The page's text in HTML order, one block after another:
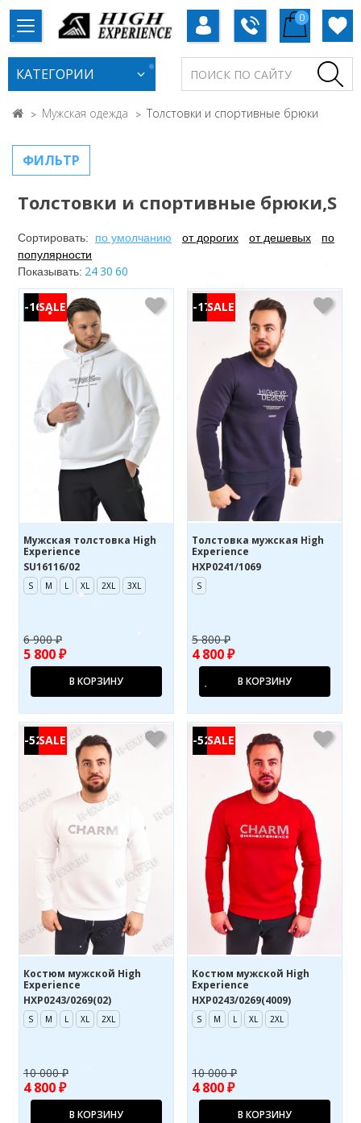
0
КАТЕГОРИИ
Мужская одежда Толстовки и спортивные брюки
ФИЛЬТР
Толстовки и спортивные брюки,S
Сортировать: по умолчанию от дорогих от дешевых
по
популярности
Показывать: 2430 60
-16%
Мужская толстовка High
Experience
SU16116/02
S M L XL 2XL 3XL
6 900 ₽
5 800 ₽
В КОРЗИНУ
-17%
Толстовка мужская High
Experience
HXP0241/1069
S
5 800 ₽
4 800 ₽
В КОРЗИНУ
-52%
Костюм мужской High
Experience
HXP0243/0269(02)
S M L XL 2XL
10 000 ₽
4 800 ₽
В КОРЗИНУ
-52%
Костюм мужской High
Experience
HXP0243/0269(4009)
S M L XL 2XL
10 000 ₽
4 800 ₽
В КОРЗИНУ